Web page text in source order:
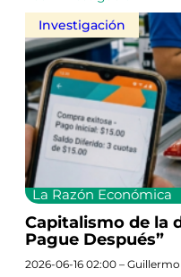
Investigación
La Razón Económica
Capitalismo de la
Pague Después”
2026-06-16 02:00 –